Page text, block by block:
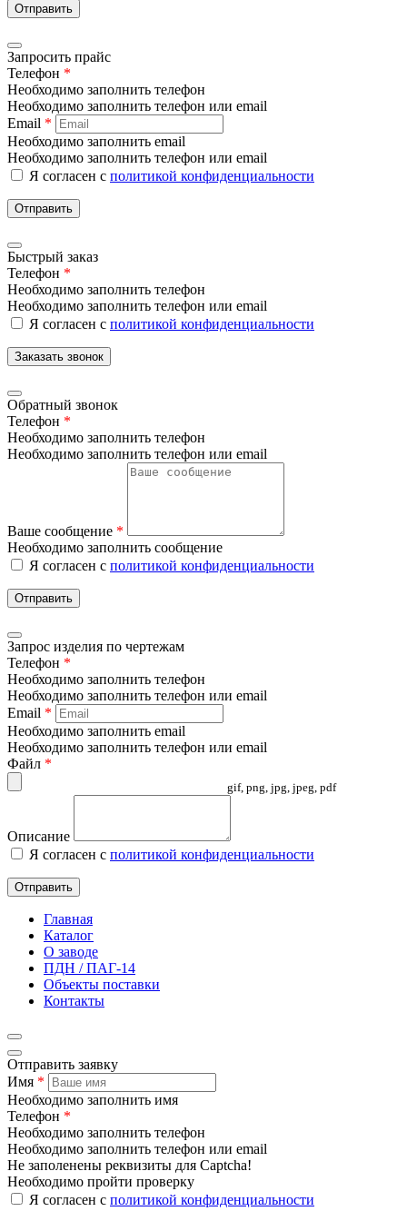
Отправить
Запросить прайс
Телефон *
Необходимо заполнить телефон
Необходимо заполнить телефон или email
Email *
Необходимо заполнить email
Необходимо заполнить телефон или email
Я согласен с политикой конфиденциальности
Отправить
Быстрый заказ
Телефон *
Необходимо заполнить телефон
Необходимо заполнить телефон или email
Я согласен с политикой конфиденциальности
Заказать звонок
Обратный звонок
Телефон *
Необходимо заполнить телефон
Необходимо заполнить телефон или email
Ваше сообщение *
Необходимо заполнить сообщение
Я согласен с политикой конфиденциальности
Отправить
Запрос изделия по чертежам
Телефон *
Необходимо заполнить телефон
Необходимо заполнить телефон или email
Email *
Необходимо заполнить email
Необходимо заполнить телефон или email
Файл *
gif, png, jpg, jpeg, pdf
Описание
Я согласен с политикой конфиденциальности
Отправить
Главная
Каталог
О заводе
ПДН / ПАГ-14
Объекты поставки
Контакты
Отправить заявку
Имя *
Необходимо заполнить имя
Телефон *
Необходимо заполнить телефон
Необходимо заполнить телефон или email
Не заполенены реквизиты для Captcha!
Необходимо пройти проверку
Я согласен с политикой конфиденциальности